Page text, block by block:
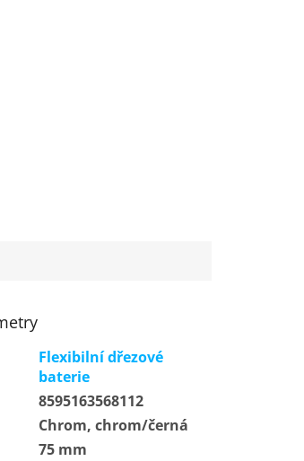
Flexibilní dřezové
baterie
8595163568112
Chrom, chrom/černá
75 mm